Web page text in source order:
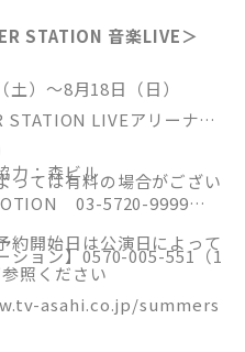
※
ーのダンス
ム8※
トリー（オープニングア
STATION 音楽LIVE＞
土）～8月18日（日）
STATION LIVEアリーナ
ては有料の場合がござい
約開始日は公演日によって
照ください
asahi.co.jp/summers
力：森ビル
03-5720-9999
ション】0570-005-551（1